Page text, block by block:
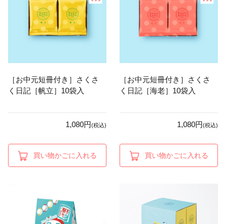
［お中元短冊付き］さくさ
く日記［帆立］10袋入
1,080円(税込)
買い物かごに入れる
［お中元短冊付き］さくさ
く日記［海老］10袋入
1,080円(税込)
買い物かごに入れる